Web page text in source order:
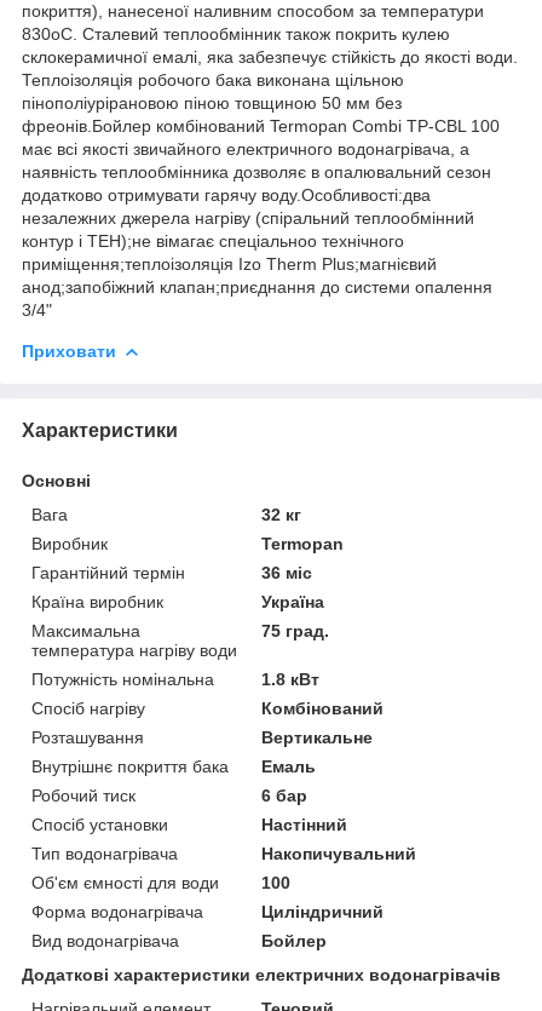
покриття), нанесеної наливним способом за температури
830oC. Сталевий теплообмінник також покрить кулею
склокерамичної емалі, яка забезпечує стійкість до якості води.
Теплоізоляція робочого бака виконана щільною
пінополіурірановою піною товщиною 50 мм без
фреонів.Бойлер комбінований Termopan Combi TP-CBL 100
має всі якості звичайного електричного водонагрівача, а
наявність теплообмінника дозволяє в опалювальний сезон
додатково отримувати гарячу воду.Особливості:два
незалежних джерела нагріву (спіральний теплообмінний
контур і ТЕН);не вімагає спеціальноо технічного
приміщення;теплоізоляція Izo Therm Plus;магнієвий
анод;запобіжний клапан;приєднання до системи опалення
3/4"
Приховати
Характеристики
Основні
Вага
32 кг
Виробник
Termopan
Гарантійний термін
36 міс
Країна виробник
Україна
Максимальна
температура нагріву води
75 град.
Потужність номінальна
1.8 кВт
Спосіб нагріву
Комбінований
Розташування
Вертикальне
Внутрішнє покриття бака
Емаль
Робочий тиск
6 бар
Спосіб установки
Настінний
Тип водонагрівача
Накопичувальний
Об'єм ємності для води
100
Форма водонагрівача
Циліндричний
Вид водонагрівача
Бойлер
Додаткові характеристики електричних водонагрівачів